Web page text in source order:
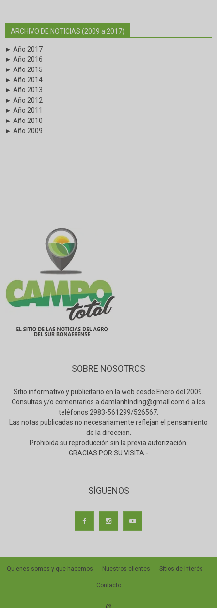
ARCHIVO DE NOTICIAS (2009 a 2017)
► Año 2017
► Año 2016
► Año 2015
► Año 2014
► Año 2013
► Año 2012
► Año 2011
► Año 2010
► Año 2009
SOBRE NOSOTROS
Sitio informativo y publicitario en la web desde Enero del 2009.
Consultas y/o comentarios a damianhinding@gmail.com ó a los
teléfonos 2983-561299/526567.
Las notas publicadas no necesariamente reflejan el pensamiento
de la dirección.
Prohibida su reproducción sin la previa autorización.
GRACIAS POR SU VISITA.-
SÍGUENOS
Quienes somos y que hacemos Nuestros clientes Sitios de Interés
Contacto